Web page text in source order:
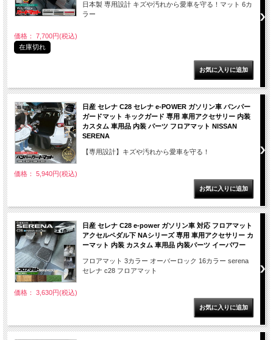
日本製 専用設計 キズや汚れから愛車を守る！マット 6カ
ラー
価格： 7,700円(税込)
在庫切れ
日産 セレナ C28 セレナ e-POWER ガソリン車 バンパー
ガードマット キックガード 専用 車用アクセサリー 内装
カスタム 車用品 内装 パーツ フロアマット NISSAN
SERENA
【専用設計】キズや汚れから愛車を守る！
価格： 5,940円(税込)
日産 セレナ C28 e-power ガソリン車 対応 フロアマット
アクセルペダル下 NAシリーズ 専用 車用アクセサリー カ
ーマット 内装 カスタム 車用品 内装パーツ イーパワー
フロアマット 3カラー オーバーロック 16カラー serena
セレナ c28 フロアマット
価格： 3,630円(税込)